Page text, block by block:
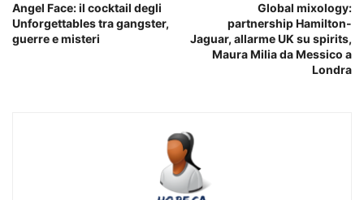
Angel Face: il cocktail degli
Unforgettables tra gangster,
guerre e misteri
Global mixology:
partnership Hamilton-
Jaguar, allarme UK su spirits,
Maura Milia da Messico a
Londra